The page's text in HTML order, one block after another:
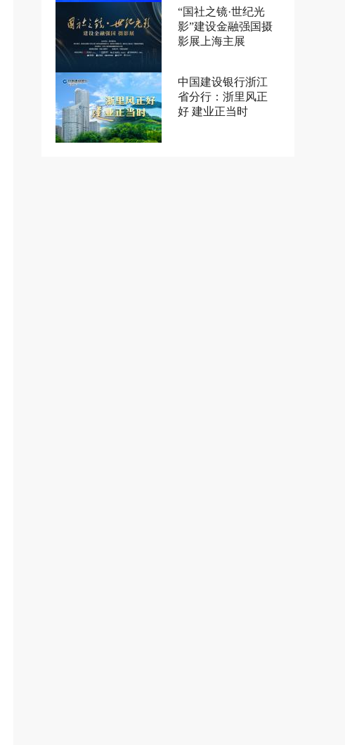
“国社之镜·世纪光
影”建设金融强国摄
影展上海主展
中国建设银行浙江
省分行：浙里风正
好 建业正当时